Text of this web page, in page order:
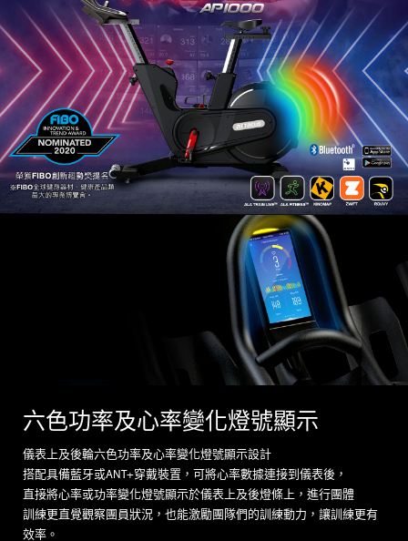
六色功率及心率變化燈號顯示
儀表上及後輪六色功率及心率變化燈號顯示設計
搭配具備藍牙或ANT+穿戴裝置，可將心率數據連接到儀表後，
直接將心率或功率變化燈號顯示於儀表上及後燈條上，進行團體
訓練更直覺觀察團員狀況，也能激勵團隊們的訓練動力，讓訓練更有
效率。